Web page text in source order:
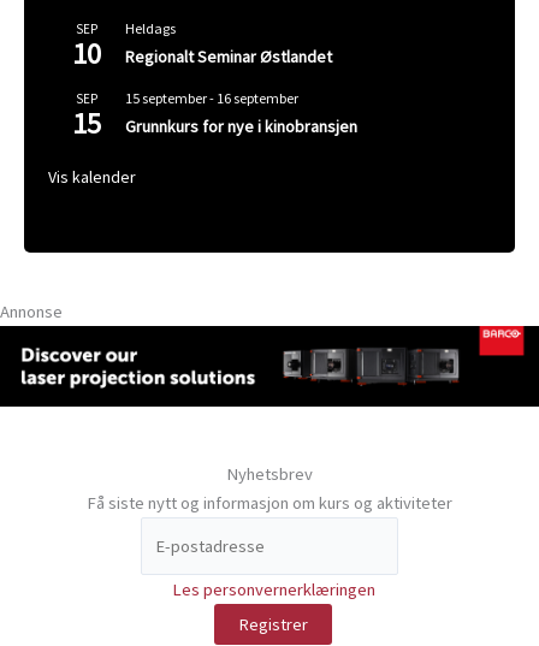
SEP
10
Heldags
Regionalt Seminar Østlandet
SEP
15
15 september- 16 september
Grunnkurs for nye i kinobransjen
Vis kalender
Annonse
Nyhetsbrev
Få siste nytt og informasjon om kurs og aktiviteter
Les personvernerklæringen